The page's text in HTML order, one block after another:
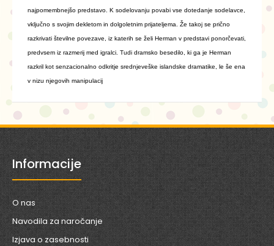
najpomembnejšo predstavo. K sodelovanju povabi vse dotedanje sodelavce,
vključno s svojim dekletom in dolgoletnim prijateljema. Že takoj se prično
razkrivati številne povezave, iz katerih se želi Herman v predstavi ponorčevati,
predvsem iz razmerij med igralci. Tudi dramsko besedilo, ki ga je Herman
razkril kot senzacionalno odkritje srednjeveške islandske dramatike, le še ena
v nizu njegovih manipulacij
Informacije
O nas
Navodila za naročanje
Izjava o zasebnosti